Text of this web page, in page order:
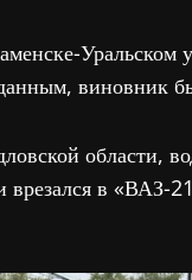
Уральском
виновник
области,
в «ВАЗ-